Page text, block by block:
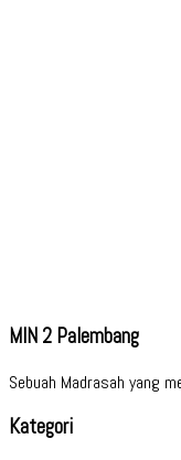
MIN 2 Palembang
Sebuah Madrasah yang
Kategori